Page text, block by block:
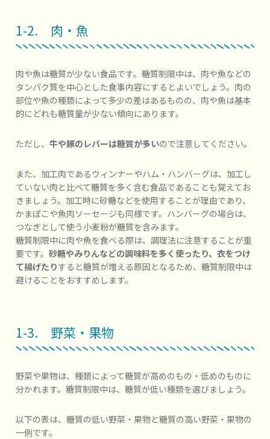
1-2. 肉・魚
肉や魚は糖質が少ない食品です。糖質制限中は、肉や魚などの
タンパク質を中心とした食事内容にするとよいでしょう。肉の
部位や魚の種類によって多少の差はあるものの、肉や魚は基本
的にどれも糖質量が少ない傾向にあります。
ただし、牛や豚のレバーは糖質が多いので注意してください。
また、加工肉であるウィンナーやハム・ハンバーグは、加工し
ていない肉と比べて糖質を多く含む食品であることも覚えてお
きましょう。加工時に砂糖などを使用することが理由であり、
かまぼこや魚肉ソーセージも同様です。ハンバーグの場合は、
つなぎとして使う小麦粉が糖質を含みます。
糖質制限中に肉や魚を食べる際は、調理法に注意することが重
要です。砂糖やみりんなどの調味料を多く使ったり、衣をつけ
て揚げたりすると糖質が増える原因となるため、糖質制限中は
避けることをおすすめします。
1-3. 野菜・果物
野菜や果物は、種類によって糖質が高めのもの・低めのものに
分かれます。糖質制限中は、糖質が低い種類を選びましょう。
以下の表は、糖質の低い野菜・果物と糖質の高い野菜・果物の
一例です。